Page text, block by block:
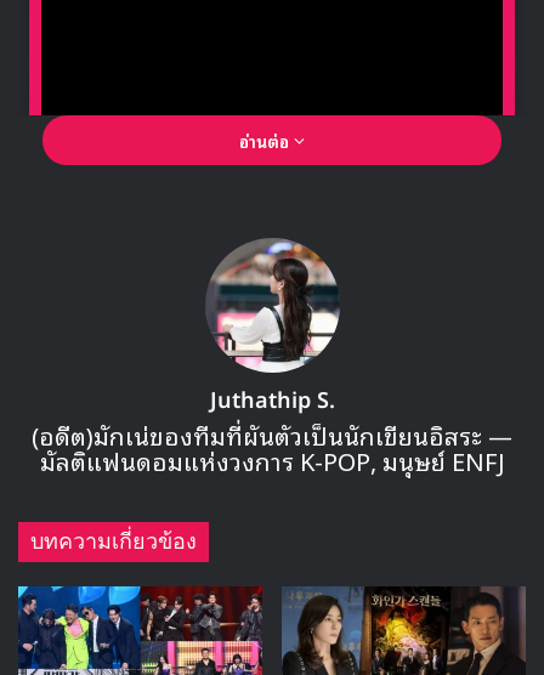
▶ คลิกดูสัมภาษณ์พิเศษ
“คิมแทฮี จะแสดงนำในมิวสิควิดีโอเพลงไตเติลของ
Ciipher ในเพลง ‘I Like You’ ในบทบาทของนักแสดง
สาวที่ปรากฏตัวในหน้าจอโทรทัศน์”
อ่านต่อ
Juthathip S.
(อดีต)มักเน่ของทีมที่ผันตัวเป็นนักเขียนอิสระ —
มัลติแฟนดอมแห่งวงการ K-POP, มนุษย์ ENFJ
บทความเกี่ยวข้อง